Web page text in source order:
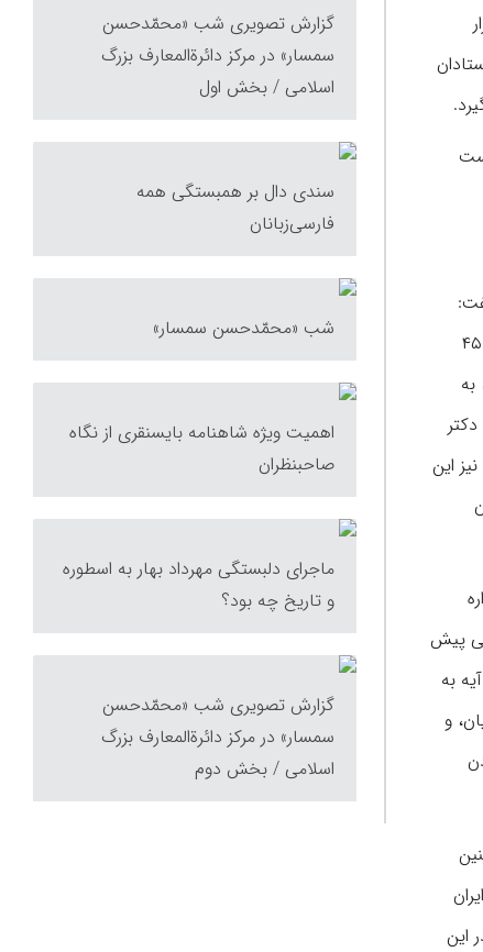
ایشان بنیان‌گذار این بنیاد فاخر و پدیدآورنده این بنای حقیقتاً زیبا هستند. یادشان گرامی باد؛ با عشق این مکان را بنا کردند. بنده در طول ۴۵
این
پیش
به
و
این
گزارش تصویری شب «محمّدحسن
سمسار» در مرکز دائرة‌المعارف بزرگ
اسلامی / بخش اول
سندی دال بر همبستگی همه
فارسی‌زبانان
شب «محمّدحسن سمسار»
اهمیت ویژه شاهنامه بایسنقری از نگاه
صاحبنظران
ماجرای دلبستگی مهرداد بهار به اسطوره
و تاریخ چه بود؟
گزارش تصویری شب «محمّدحسن
سمسار» در مرکز دائرة‌المعارف بزرگ
اسلامی / بخش دوم